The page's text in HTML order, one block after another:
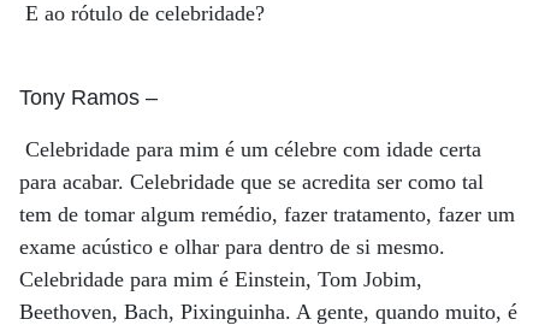
E ao rótulo de celebridade?
Tony Ramos –
Celebridade para mim é um célebre com idade certa
para acabar. Celebridade que se acredita ser como tal
tem de tomar algum remédio, fazer tratamento, fazer um
exame acústico e olhar para dentro de si mesmo.
Celebridade para mim é Einstein, Tom Jobim,
Beethoven, Bach, Pixinguinha. A gente, quando muito, é